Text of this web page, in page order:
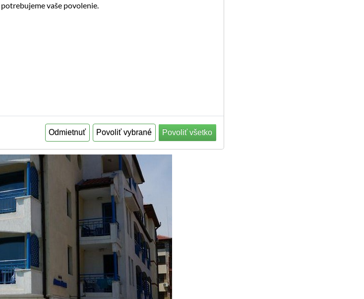
vaše povolenie.
Povoliť všetko
Povoliť vybrané
Odmietnuť